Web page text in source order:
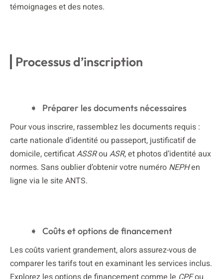
témoignages et des notes.
Processus d’inscription
Préparer les documents nécessaires
Pour vous inscrire, rassemblez les documents requis :
carte nationale d’identité ou passeport, justificatif de
domicile, certificatASSRou ASR, et photos d’identité aux
normes. Sans oublier d’obtenir votre numéro NEPHen
ligne via le site ANTS.
Coûts et options de financement
Les coûts varient grandement, alors assurez-vous de
comparer les tarifs tout en examinant les services inclus.